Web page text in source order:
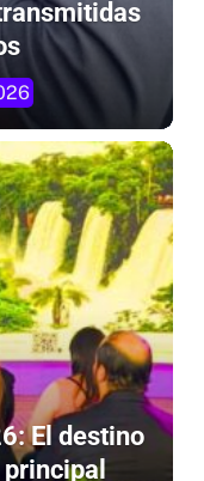
el dengue
El destino